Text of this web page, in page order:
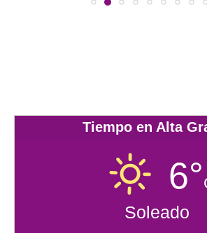
Tiempo en Alta
6°
Soleado